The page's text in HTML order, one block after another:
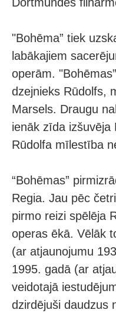
"Bohēma” tiek
labākajiem
operām.
dzejnieks Rūdolfs,
Marsels. Draugu
ienāk zīda izšuvēja
Rūdolfa mīlestība
“Bohēmas”
Regia. Jau pēc
pirmo reizi spēlēja
operas ēkā. Vēlāk
(ar atjaunojumu
1995. gadā (ar
veidotajā
dzirdējuši daudzus